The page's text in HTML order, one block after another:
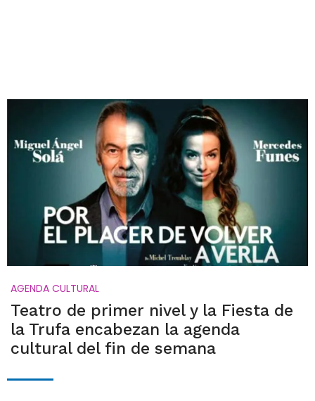
AGENDA CULTURAL
Teatro de primer nivel y la Fiesta de
la Trufa encabezan la agenda
cultural del fin de semana